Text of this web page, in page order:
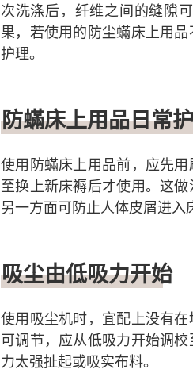
次洗涤后，纤维之间的缝隙
果，若使用的防尘蟎床上用
护理。
防蟎床上用品日常
使用防蟎床上用品前，应先
至换上新床褥后才使用。这
另一方面可防止人体皮屑进入
吸尘由低吸力开始
使用吸尘机时，宜配上没有
可调节，应从低吸力开始调
力太强扯起或吸实布料。